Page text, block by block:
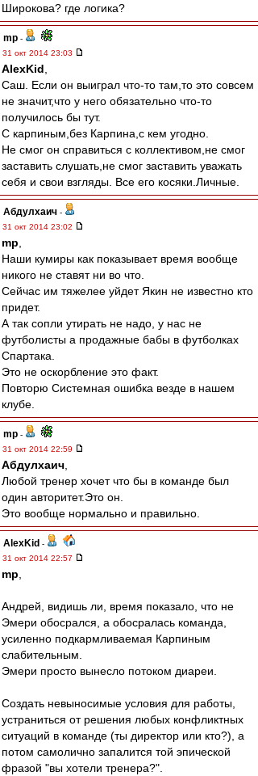
Широкова? где логика?
mp -
31 окт 2014 23:03
AlexKid
Саш. Если он выиграл что-то там,то это совсем
не значит,что у него обязательно что-то
получилось бы тут.
С карпиным,без Карпина,с кем угодно.
Не смог он справиться с коллективом,не смог
заставить слушать,не смог заставить уважать
себя и свои взгляды. Все его косяки.Личные.
Абдулхаич -
31 окт 2014 23:02
mp
Наши кумиры как показывает время вообще
никого не ставят ни во что.
Сейчас им тяжелее уйдет Якин не известно кто
придет.
А так сопли утирать не надо, у нас не
футболисты а продажные бабы в футболках
Спартака.
Это не оскорбление это факт.
Повторю Системная ошибка везде в нашем
клубе.
mp -
31 окт 2014 22:59
Абдулхаич
Любой тренер хочет что бы в команде был
один авторитет.Это он.
Это вообще нормально и правильно.
AlexKid -
31 окт 2014 22:57
mp
Андрей, видишь ли, время показало, что не
Эмери обосрался, а обосралась команда,
усиленно подкармливаемая Карпиным
слабительным.
Эмери просто вынесло потоком диареи.
Создать невыносимые условия для работы,
устраниться от решения любых конфликтных
ситуаций в команде (ты директор или кто?), а
потом самолично запалится той эпической
фразой "вы хотели тренера?".